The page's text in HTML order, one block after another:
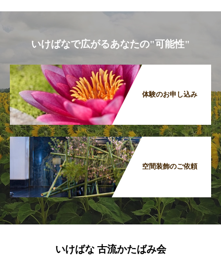
いけばなで広がるあなたの"可能性"
体験のお申し込み
空間装飾のご依頼
いけばな 古流かたばみ会